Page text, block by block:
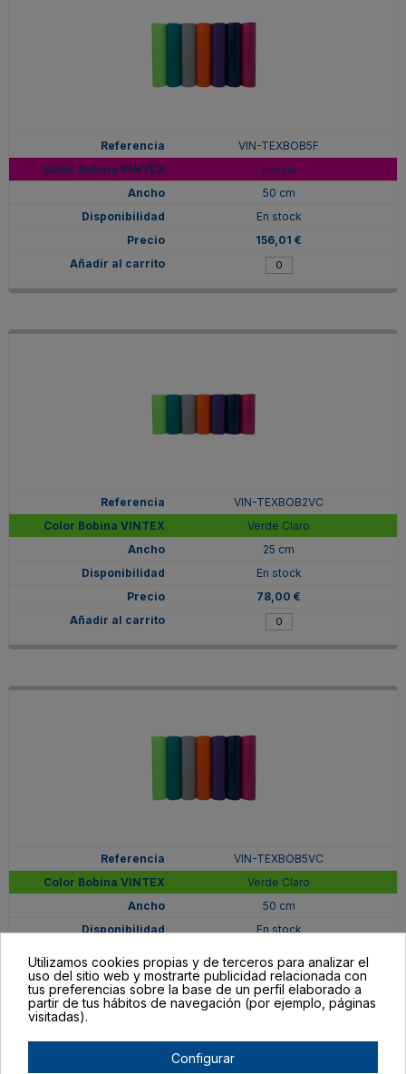
VIN-TEXBOB5F
Fucsia
50 cm
En stock
156,01 €
VIN-TEXBOB2VC
Verde Claro
25 cm
En stock
78,00 €
VIN-TEXBOB5VC
Verde Claro
50 cm
En stock
Utilizamos cookies propias y de terceros para analizar el
uso del sitio web y mostrarte publicidad relacionada con
tus preferencias sobre la base de un perfil elaborado a
partir de tus hábitos de navegación (por ejemplo, páginas
visitadas).
Configurar